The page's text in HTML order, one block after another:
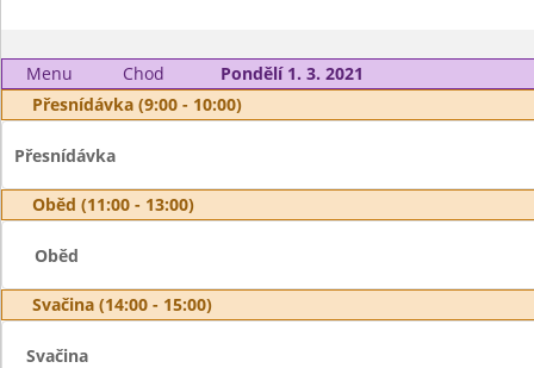
Menu Chod
Pondělí 1. 3. 2021
Přesnídávka (9:00 - 10:00)
Přesnídávka
Oběd (11:00 - 13:00)
Oběd
Svačina (14:00 - 15:00)
Svačina